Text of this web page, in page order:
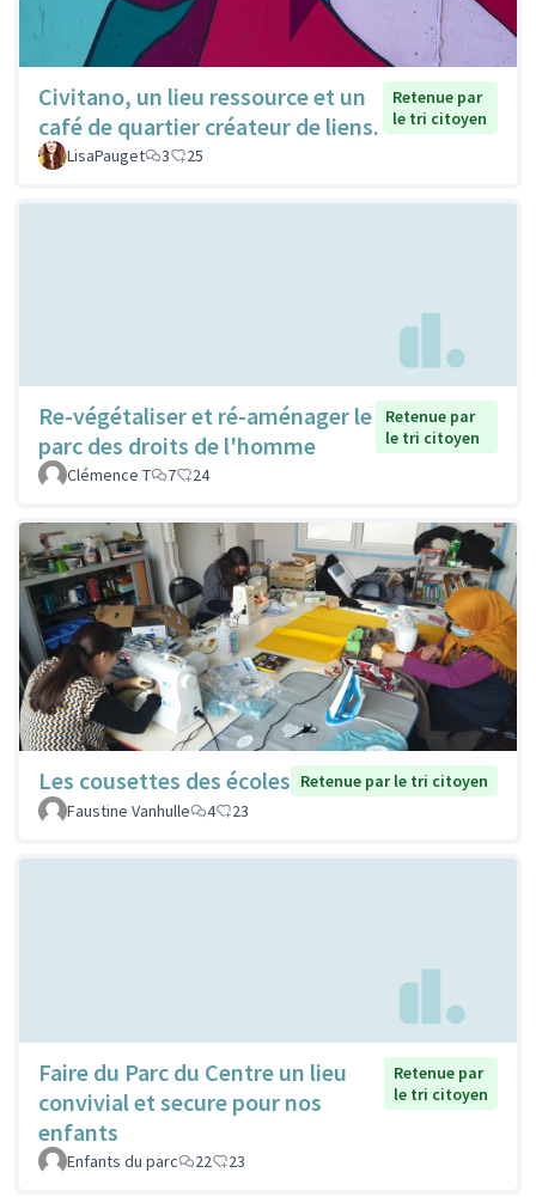
Civitano, un lieu ressource et un
café de quartier créateur de liens.
Retenue par
le tri citoyen
LisaPauget
3 25
Re-végétaliser et ré-aménager le
parc des droits de l'homme
Retenue par
le tri citoyen
Clémence T
7 24
Les cousettes des écoles Retenue par le tri citoyen
Faustine Vanhulle
4 23
Faire du Parc du Centre un lieu
convivial et secure pour nos
enfants
Retenue par
le tri citoyen
Enfants du parc 22 23